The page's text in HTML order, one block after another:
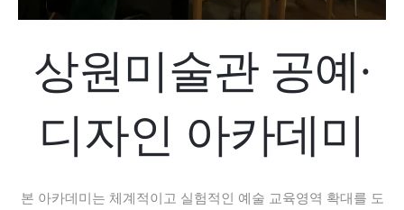
상원미술관 공예·
디자인 아카데미
본 아카데미는 체계적이고 실험적인 예술 교육영역 확대를 도